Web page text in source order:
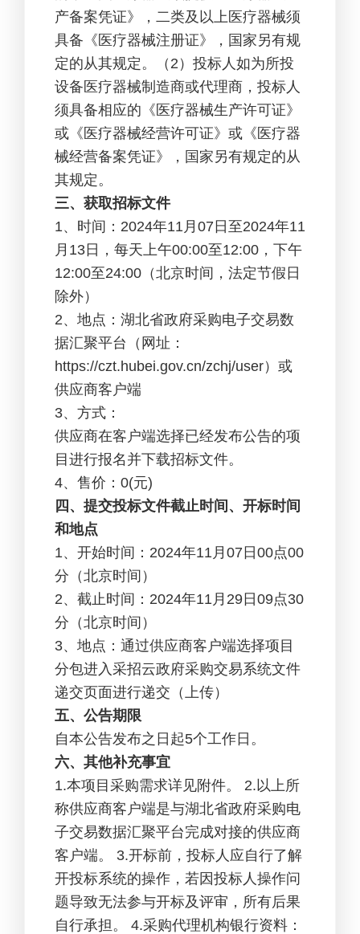
产备案凭证》，二类及以上医疗器械须
具备《医疗器械注册证》，国家另有规
定的从其规定。（2）投标人如为所投
设备医疗器械制造商或代理商，投标人
须具备相应的《医疗器械生产许可证》
或《医疗器械经营许可证》或《医疗器
械经营备案凭证》，国家另有规定的从
其规定。
三、获取招标文件
1、时间：2024年11月07日至2024年11
月13日，每天上午00:00至12:00，下午
12:00至24:00（北京时间，法定节假日
除外）
2、地点：湖北省政府采购电子交易数
据汇聚平台（网址：
https://czt.hubei.gov.cn/zchj/user）或
供应商客户端
3、方式：
供应商在客户端选择已经发布公告的项
目进行报名并下载招标文件。
4、售价：0(元)
四、提交投标文件截止时间、开标时间
和地点
1、开始时间：2024年11月07日00点00
分（北京时间）
2、截止时间：2024年11月29日09点30
分（北京时间）
3、地点：通过供应商客户端选择项目
分包进入采招云政府采购交易系统文件
递交页面进行递交（上传）
五、公告期限
自本公告发布之日起5个工作日。
六、其他补充事宜
1.本项目采购需求详见附件。 2.以上所
称供应商客户端是与湖北省政府采购电
子交易数据汇聚平台完成对接的供应商
客户端。 3.开标前，投标人应自行了解
开投标系统的操作，若因投标人操作问
题导致无法参与开标及评审，所有后果
自行承担。 4.采购代理机构银行资料：